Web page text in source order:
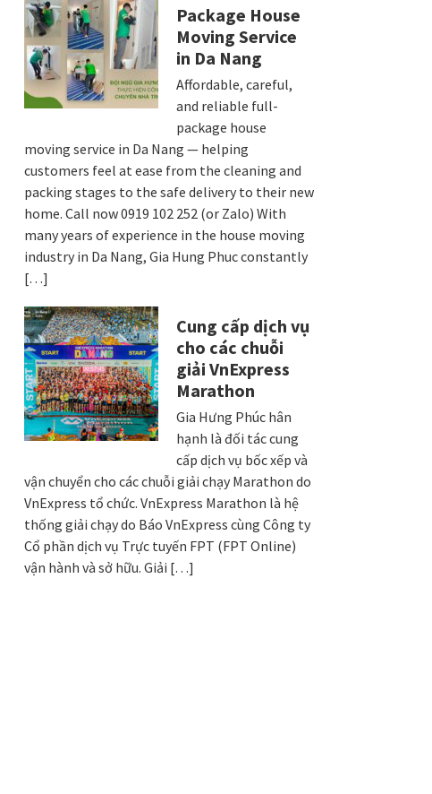
Package House
Moving Service
in Da Nang
Affordable, careful,
and reliable full-
package house
moving service in Da Nang — helping
customers feel at ease from the cleaning and
packing stages to the safe delivery to their new
home. Call now 0919 102 252 (or Zalo) With
many years of experience in the house moving
industry in Da Nang, Gia Hung Phuc constantly
[…]
Cung cấp dịch vụ
cho các chuỗi
giải VnExpress
Marathon
Gia Hưng Phúc hân
hạnh là đối tác cung
cấp dịch vụ bốc xếp và
vận chuyển cho các chuỗi giải chạy Marathon do
VnExpress tổ chức. VnExpress Marathon là hệ
thống giải chạy do Báo VnExpress cùng Công ty
Cổ phần dịch vụ Trực tuyến FPT (FPT Online)
vận hành và sở hữu. Giải […]